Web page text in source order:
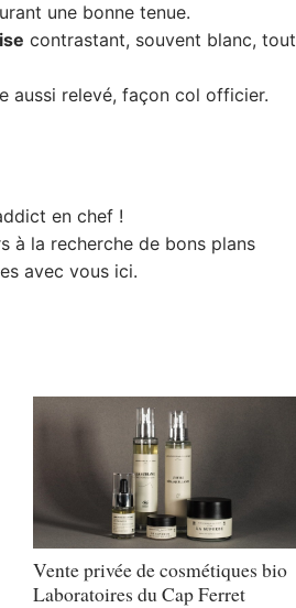
une bonne tenue.
contrastant, souvent blanc, tout
aussi relevé, façon col officier.
en chef !
à la recherche de bons plans
avec vous ici.
Vente privée de cosmétiques bio
Laboratoires du Cap Ferret